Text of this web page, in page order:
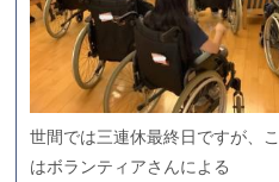
世間では三連休最終日ですが、
はボランティアさんによる